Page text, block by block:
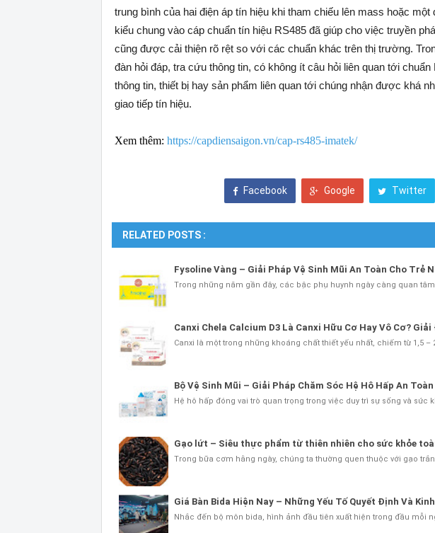
trung bình của hai điện áp tín hiệu khi tham chiếu lên mass hoặc
kiểu chung vào cáp chuẩn tín hiệu RS485 đã giúp cho việc truyền
cũng được cải thiện rõ rệt so với các chuẩn khác trên thị trường.
đàn hỏi đáp, tra cứu thông tin, có không ít câu hỏi liên quan tới
thông tin, thiết bị hay sản phẩm liên quan tới chúng nhận được khá
giao tiếp tín hiệu.
Xem thêm: https://capdiensaigon.vn/cap-rs485-imatek/
Facebook Google Twitter
RELATED POSTS :
Fysoline Vàng – Giải Pháp Vệ Sinh Mũi An Toàn Cho Trẻ
Trong những năm gần đây, các bậc phụ huynh ngày càng quan
Canxi Chela Calcium D3 Là Canxi Hữu Cơ Hay Vô Cơ?
Canxi là một trong những khoáng chất thiết yếu nhất, chiếm từ 1,5 –
Bộ Vệ Sinh Mũi – Giải Pháp Chăm Sóc Hệ Hô Hấp An Toàn
Hệ hô hấp đóng vai trò quan trọng trong việc duy trì sự sống và sức
Gạo lứt – Siêu thực phẩm từ thiên nhiên cho sức khỏe
Trong bữa cơm hằng ngày, chúng ta thường quen thuộc với gạo
Giá Bàn Bida Hiện Nay – Những Yếu Tố Quyết Định Và
Nhắc đến bộ môn bida, hình ảnh đầu tiên xuất hiện trong đầu mỗi